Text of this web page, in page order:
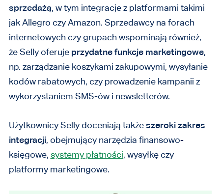
sprzedażą, w tym integracje z platformami takimi
jak Allegro czy Amazon. Sprzedawcy na forach
internetowych czy grupach wspominają również,
że Selly oferuje przydatne funkcje marketingowe,
np. zarządzanie koszykami zakupowymi, wysyłanie
kodów rabatowych, czy prowadzenie kampanii z
wykorzystaniem SMS-ów i newsletterów.
Użytkownicy Selly doceniają takżeszeroki zakres
integracji, obejmujący narzędzia finansowo-
księgowe, systemy płatności, wysyłkę czy
platformy marketingowe.